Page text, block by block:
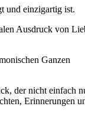
und einzigartig ist.
Ausdruck von
Ganzen
der nicht einfach
Erinnerungen